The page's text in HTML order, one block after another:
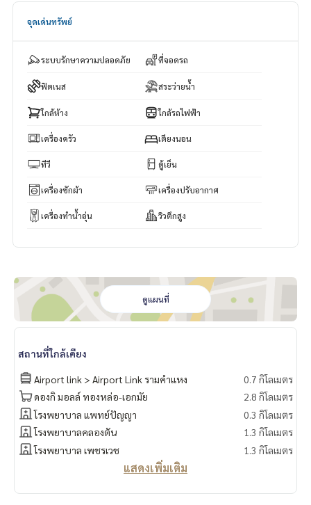
ห้างสรรพสินค้าเดอะมอลล์ (รามคำแหง 2) – 850 เมตร (ขับรถ 15
จุดเด่นทรัพย์
ระบบรักษาความปลอดภัย ที่จอดรถ
ฟิตเนส สระว่ายน้ำ
ใกล้ห้าง ใกล้รถไฟฟ้า
เครื่องครัว เตียงนอน
ทีวี ตู้เย็น
เครื่องซักผ้า เครื่องปรับอากาศ
เครื่องทำน้ำอุ่น วิวตึกสูง
ดูแผนที่
สถานที่ใกล้เคียง
Airport link > Airport Link รามคำแหง
0.7 กิโลเมตร
ดองกิ มอลล์ ทองหล่อ-เอกมัย
2.8 กิโลเมตร
โรงพยาบาล แพทย์ปัญญา
0.3 กิโลเมตร
โรงพยาบาลคลองตัน
1.3 กิโลเมตร
โรงพยาบาล เพชรเวช
1.3 กิโลเมตร
แสดงเพิ่มเติม